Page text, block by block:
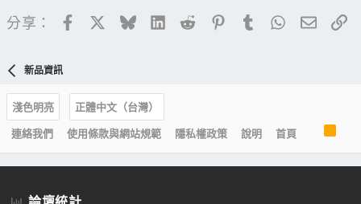
分享： FacebookBlueskyLinkedIn
Reddit PinterestTumblrWhatsApp
電子
新品資訊
淺色明亮
正體中文（台灣）
連絡我們
使用條款與網站規範 隱私權政策 說明 首頁
S